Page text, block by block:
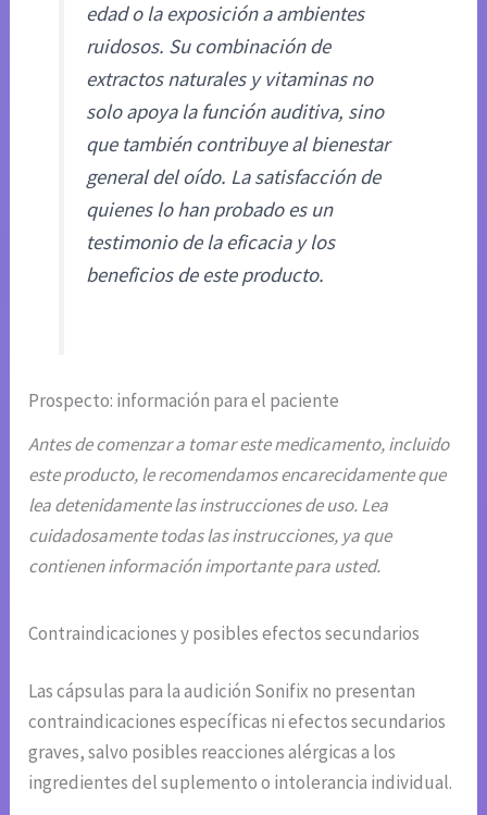
edad o la exposición a ambientes
ruidosos. Su combinación de
extractos naturales y vitaminas no
solo apoya la función auditiva, sino
que también contribuye al bienestar
general del oído. La satisfacción de
quienes lo han probado es un
testimonio de la eficacia y los
beneficios de este producto.
Prospecto: información para el paciente
Antes de comenzar a tomar este medicamento, incluido
este producto, le recomendamos encarecidamente que
lea detenidamente las instrucciones de uso. Lea
cuidadosamente todas las instrucciones, ya que
contienen información importante para usted.
Contraindicaciones y posibles efectos secundarios
Las cápsulas para la audición Sonifix no presentan
contraindicaciones específicas ni efectos secundarios
graves, salvo posibles reacciones alérgicas a los
ingredientes del suplemento o intolerancia individual.